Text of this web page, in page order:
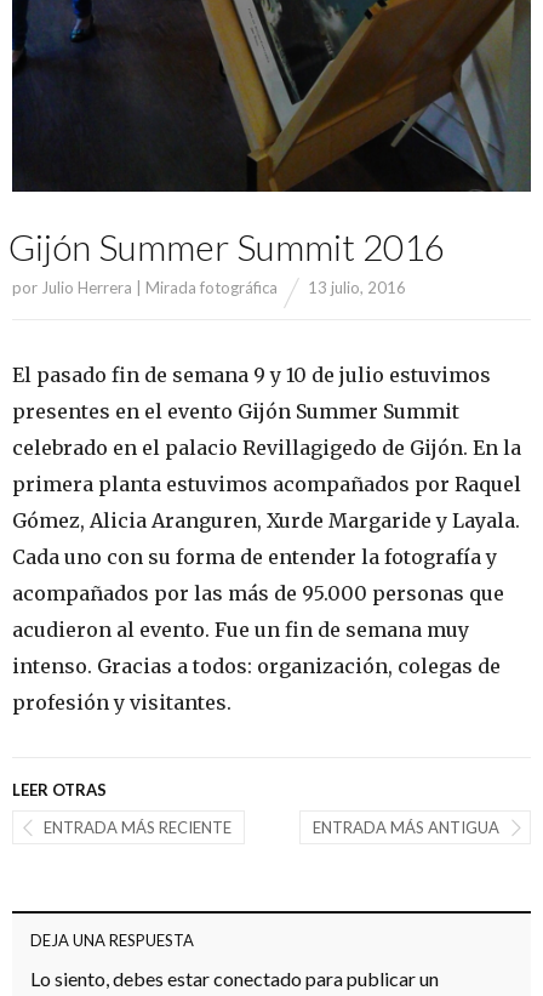
Gijón Summer Summit 2016
por Julio Herrera | Mirada fotográfica 13 julio, 2016
El pasado fin de semana 9 y 10 de julio estuvimos
presentes en el evento Gijón Summer Summit
celebrado en el palacio Revillagigedo de Gijón. En la
primera planta estuvimos acompañados por Raquel
Gómez, Alicia Aranguren, Xurde Margaride y Layala.
Cada uno con su forma de entender la fotografía y
acompañados por las más de 95.000 personas que
acudieron al evento. Fue un fin de semana muy
intenso. Gracias a todos: organización, colegas de
profesión y visitantes.
LEER OTRAS
ENTRADA MÁS ANTIGUA
ENTRADA MÁS RECIENTE
DEJA UNA RESPUESTA
Lo siento, debes estarconectadopara publicar un